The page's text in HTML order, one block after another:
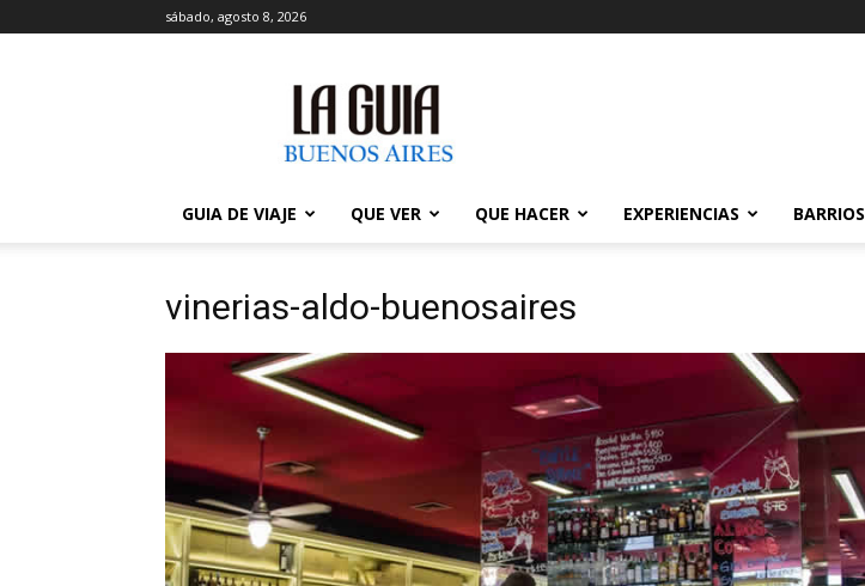
sábado, agosto 8, 2026
Guía
de
Buenos
GUIA DE VIAJE
QUE VER QUE HACER EXPERIENCIAS BARRIOS
vinerias-aldo-buenosaires